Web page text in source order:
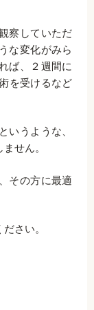
察していただ
な変化がみら
ば、２週間に
を受けるなど
いうような、
せん。
その方に最適
さい。